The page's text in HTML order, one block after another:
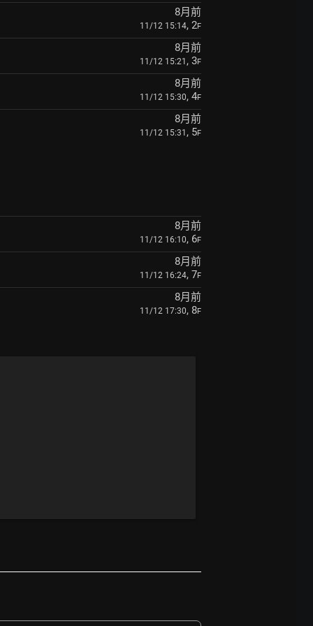
8月前
11/12 15:14, 2F
8月前
11/12 15:21 , 3F
8月前
11/12 15:30, 4F
8月前
11/12 15:31 , 5F
8月前
11/12 16:10, 6F
8月前
11/12 16:24, 7F
8月前
11/12 17:30, 8F